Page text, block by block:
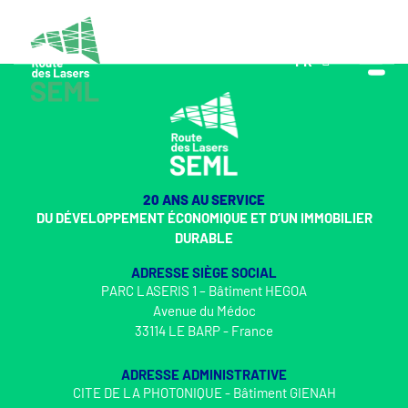
FR
EN
20 ANS AU SERVICE
DU DÉVELOPPEMENT ÉCONOMIQUE ET D’UN IMMOBILIER
DURABLE
ADRESSE SIÈGE SOCIAL
PARC LASERIS 1 – Bâtiment HEGOA
Avenue du Médoc
33114 LE BARP - France
ADRESSE ADMINISTRATIVE
CITE DE LA PHOTONIQUE - Bâtiment GIENAH